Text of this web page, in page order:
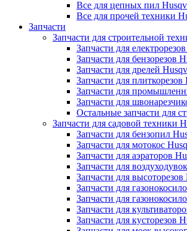
Все для цепных пил
Все для прочей техники
Запчасти
Запчасти для строительной
Запчасти для
Запчасти для бензорезов
Запчасти для дрелей
Запчасти для плиткорезов
Запчасти для
Запчасти для
Остальные запчасти для
Запчасти для садовой техники
Запчасти для бензопил
Запчасти для мотокос
Запчасти для аэраторов
Запчасти для
Запчасти для высоторезов
Запчасти для
Запчасти для
Запчасти для
Запчасти для кусторезов